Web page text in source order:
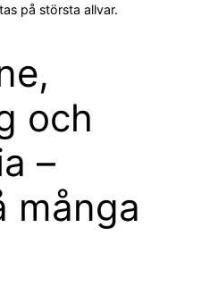
på största allvar.
och
–
många